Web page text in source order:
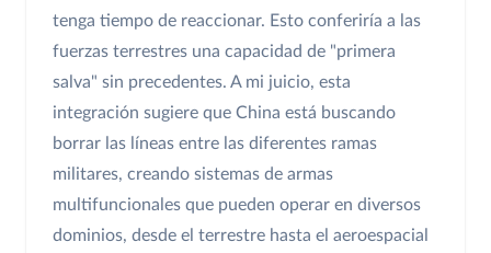
tenga tiempo de reaccionar. Esto conferiría a las
fuerzas terrestres una capacidad de "primera
salva" sin precedentes. A mi juicio, esta
integración sugiere que China está buscando
borrar las líneas entre las diferentes ramas
militares, creando sistemas de armas
multifuncionales que pueden operar en diversos
dominios, desde el terrestre hasta el aeroespacial